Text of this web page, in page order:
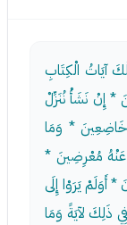
آيَاتُ الْكِتَابِ
* إِنْ نَشَأْ نُنَزِّلْ
خَاضِعِينَ * وَمَا
عَنْهُ مُعْرِضِينَ *
* أَوَلَمْ يَرَوْا إِلَى
ذَلِكَ لآيَةً وَمَا